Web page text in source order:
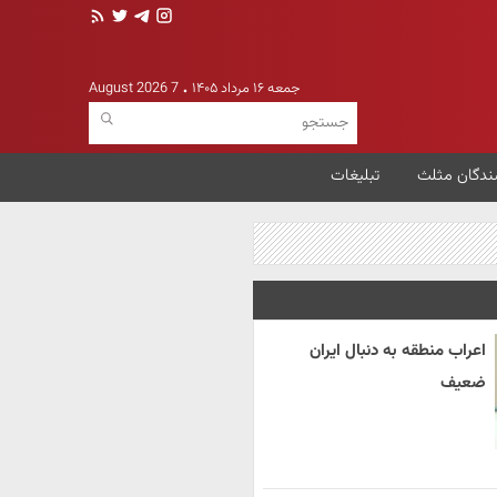
جمعه ۱۶ مرداد ۱۴۰۵ 7 August 2026
مثلث تبلیغات
اعراب منطقه به دنبال ایران
ضعیف